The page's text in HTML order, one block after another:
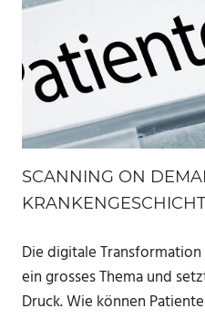
SCANNING ON
Die digitale
ein grosses Thema und
Druck. Wie können